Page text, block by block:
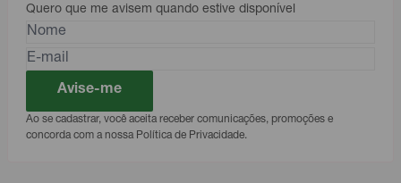
Quero que me avisem quando estive disponível
Avise-me
Ao se cadastrar, você aceita receber comunicações, promoções e
concorda com a nossa Política de Privacidade.